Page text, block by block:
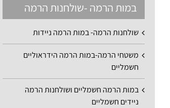
במות הרמה -שולחנות הרמה
שולחנות הרמה- במות הרמה ניידות
משטחי הרמה-במות הרמה הידראוליים
חשמליים
במות הרמה חשמליים ושולחנות הרמה
ניידים חשמליים